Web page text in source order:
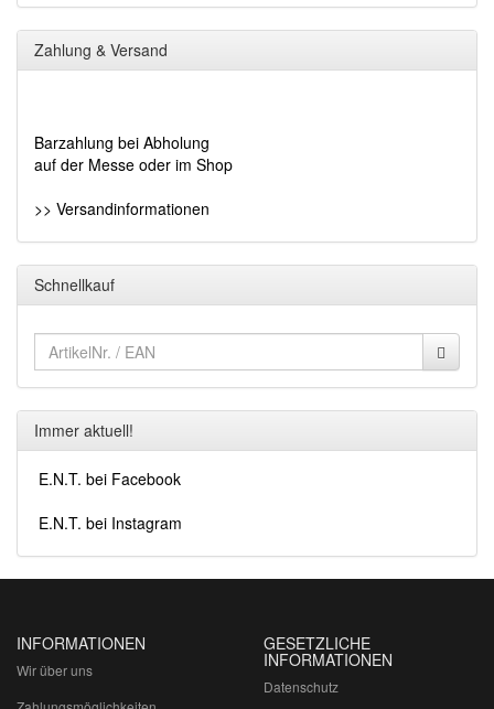
Zahlung & Versand
Barzahlung bei Abholung
auf der Messe oder im Shop
>> Versandinformationen
Schnellkauf
Immer aktuell!
E.N.T. bei Facebook
E.N.T. bei Instagram
INFORMATIONEN
Wir über uns
GESETZLICHE
INFORMATIONEN
Datenschutz